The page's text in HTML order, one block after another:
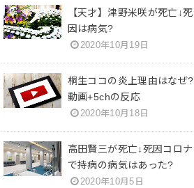
【天才】津野米咲が死亡↓死
因は病気?
2020年10月19日
桐生ココの炎上理由はなぜ?
動画+5chの反応
2020年10月18日
高田賢三が死亡↓死因コロナ
で持病の病気はあった?
2020年10月5日